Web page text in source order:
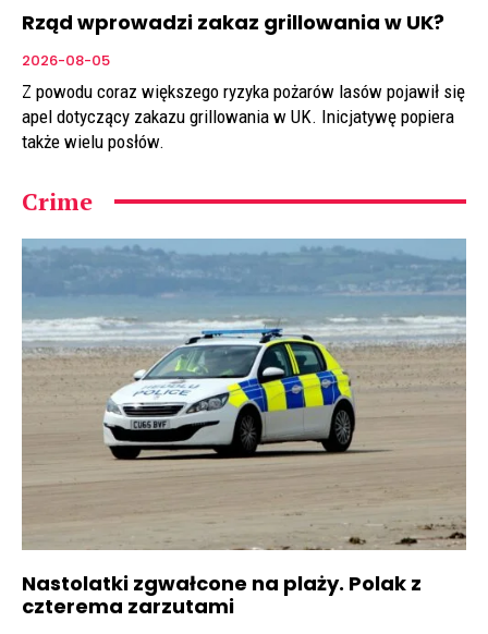
Rząd wprowadzi zakaz grillowania w UK?
2026-08-05
Z powodu coraz większego ryzyka pożarów lasów pojawił się
apel dotyczący zakazu grillowania w UK. Inicjatywę popiera
także wielu posłów.
Crime
Nastolatki zgwałcone na plaży. Polak z
czterema zarzutami